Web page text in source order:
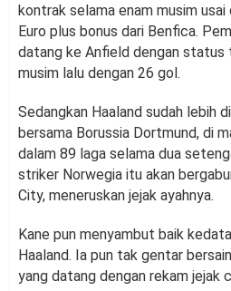
kontrak selama enam musim
Euro plus bonus dari Benfica.
datang ke Anfield dengan
musim lalu dengan 26 gol.
Sedangkan Haaland sudah lebih
bersama Borussia Dortmund, di
dalam 89 laga selama dua
striker Norwegia itu akan
City, meneruskan jejak ayahnya.
Kane pun menyambut baik
Haaland. Ia pun tak gentar
yang datang dengan rekam jejak